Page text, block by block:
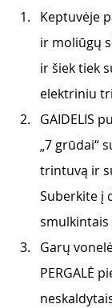
Keptuvėje
ir moliūgų
ir šiek tiek
elektriniu
GAIDELIS
„7 grūdai“
trintuvą ir
Suberkite į
smulkintais
Garų
PERGALĖ